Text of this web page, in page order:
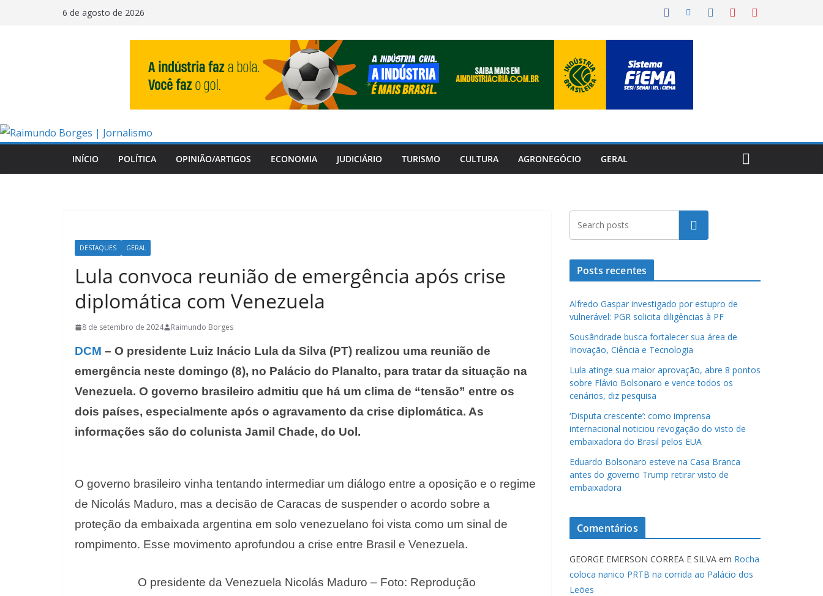
6 de agosto de 2026
INÍCIO POLÍTICA OPINIÃO/ARTIGOS ECONOMIA JUDICIÁRIO TURISMO CULTURA AGRONEGÓCIO GERAL
DESTAQUES GERAL
Lula convoca reunião de emergência após crise
diplomática com Venezuela
8 de setembro de 2024 Raimundo Borges
DCM – O presidente Luiz Inácio Lula da Silva (PT) realizou uma reunião de
emergência neste domingo (8), no Palácio do Planalto, para tratar da situação na
Venezuela. O governo brasileiro admitiu que há um clima de “tensão” entre os
dois países, especialmente após o agravamento da crise diplomática. As
informações são do colunista Jamil Chade, do Uol.
O governo brasileiro vinha tentando intermediar um diálogo entre a oposição e o regime
de Nicolás Maduro, mas a decisão de Caracas de suspender o acordo sobre a
proteção da embaixada argentina em solo venezuelano foi vista como um sinal de
rompimento. Esse movimento aprofundou a crise entre Brasil e Venezuela.
O presidente da Venezuela Nicolás Maduro – Foto: Reprodução
Pesquisar
Posts recentes
Alfredo Gaspar investigado por estupro de
vulnerável: PGR solicita diligências à PF
Sousândrade busca fortalecer sua área de
Inovação, Ciência e Tecnologia
Lula atinge sua maior aprovação, abre 8 pontos
sobre Flávio Bolsonaro e vence todos os
cenários, diz pesquisa
‘Disputa crescente’: como imprensa
internacional noticiou revogação do visto de
embaixadora do Brasil pelos EUA
Eduardo Bolsonaro esteve na Casa Branca
antes do governo Trump retirar visto de
embaixadora
Comentários
GEORGE EMERSON CORREA E SILVA em Rocha
coloca nanico PRTB na corrida ao Palácio dos
Leões